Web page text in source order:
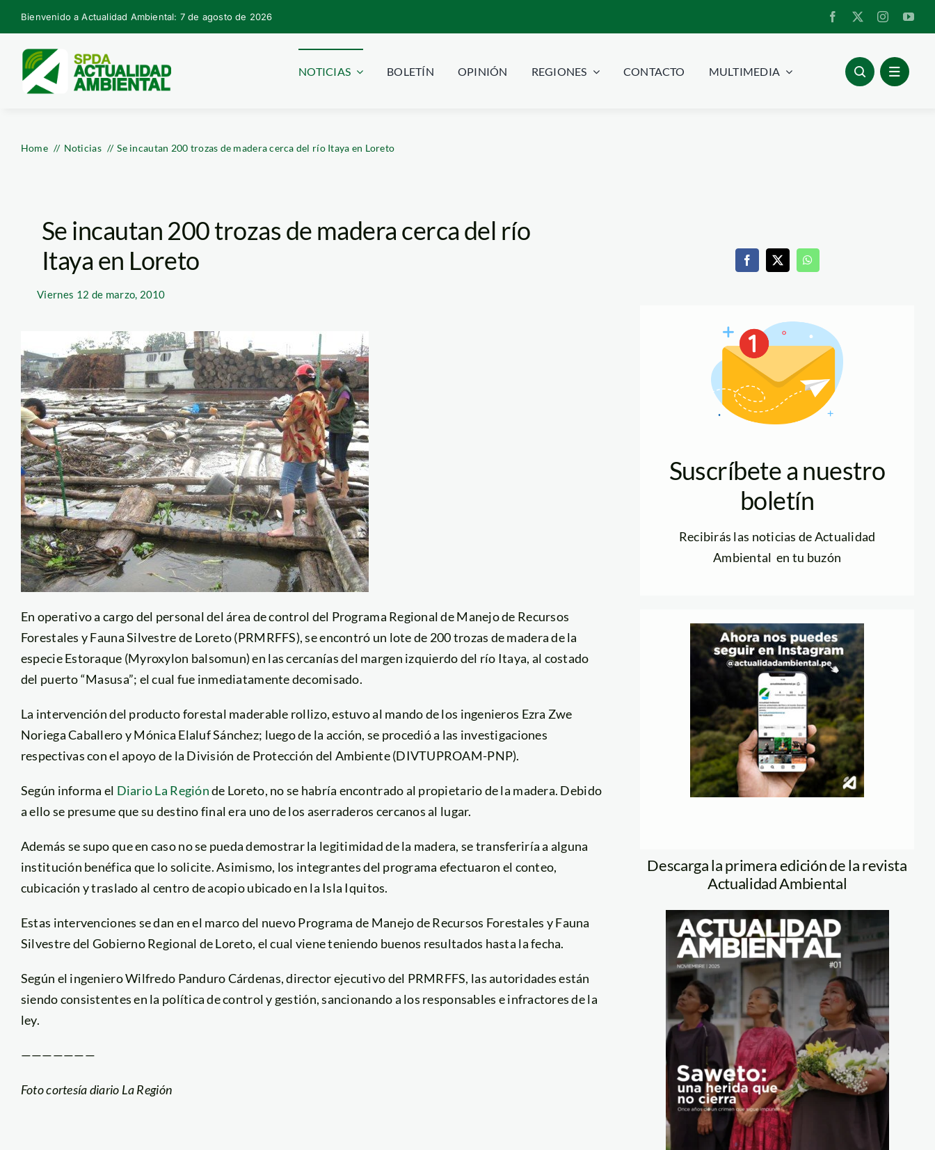
Skip
to
content
Bienvenido a Actualidad Ambiental: 7 de agosto de 2026
NOTICIAS BOLETÍN OPINIÓN REGIONES CONTACTO MULTIMEDIA
Home Noticias Se incautan 200 trozas de madera cerca del río Itaya en Loreto
Se incautan 200 trozas de madera cerca del río
Itaya en Loreto
Viernes 12 de marzo, 2010
En operativo a cargo del personal del área de control del Programa Regional de Manejo de Recursos
Forestales y Fauna Silvestre de Loreto (PRMRFFS), se encontró un lote de 200 trozas de madera de la
especie Estoraque (Myroxylon balsomun) en las cercanías del margen izquierdo del río Itaya, al costado
del puerto “Masusa”; el cual fue inmediatamente decomisado.
La intervención del producto forestal maderable rollizo, estuvo al mando de los ingenieros Ezra Zwe
Noriega Caballero y Mónica Elaluf Sánchez; luego de la acción, se procedió a las investigaciones
respectivas con el apoyo de la División de Protección del Ambiente (DIVTUPROAM-PNP).
Según informa el Diario La Regiónde Loreto, no se habría encontrado al propietario de la madera. Debido
a ello se presume que su destino final era uno de los aserraderos cercanos al lugar.
Además se supo que en caso no se pueda demostrar la legitimidad de la madera, se transferiría a alguna
institución benéfica que lo solicite. Asimismo, los integrantes del programa efectuaron el conteo,
cubicación y traslado al centro de acopio ubicado en la Isla Iquitos.
Estas intervenciones se dan en el marco del nuevo Programa de Manejo de Recursos Forestales y Fauna
Silvestre del Gobierno Regional de Loreto, el cual viene teniendo buenos resultados hasta la fecha.
Según el ingeniero Wilfredo Panduro Cárdenas, director ejecutivo del PRMRFFS, las autoridades están
siendo consistentes en la política de control y gestión, sancionando a los responsables e infractores de la
ley.
———————
Foto cortesía diario La Región
Suscríbete a nuestro
boletín
Recibirás las noticias de Actualidad
Ambiental en tu buzón
Descarga la primera edición de la revista
Actualidad Ambiental